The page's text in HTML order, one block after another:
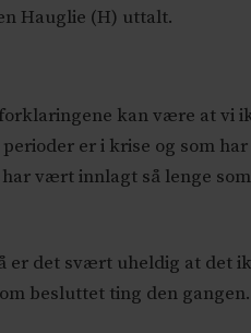
Hauglie (H) uttalt.
kan være at vi
er i krise og som
vært innlagt så lenge
er det svært uheldig at det
besluttet ting den gangen.